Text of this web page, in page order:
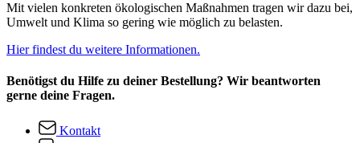
Mit vielen konkreten ökologischen Maßnahmen tragen wir dazu bei,
Umwelt und Klima so gering wie möglich zu belasten.
Hier findest du weitere Informationen.
Benötigst du Hilfe zu deiner Bestellung? Wir beantworten
gerne deine Fragen.
Kontakt